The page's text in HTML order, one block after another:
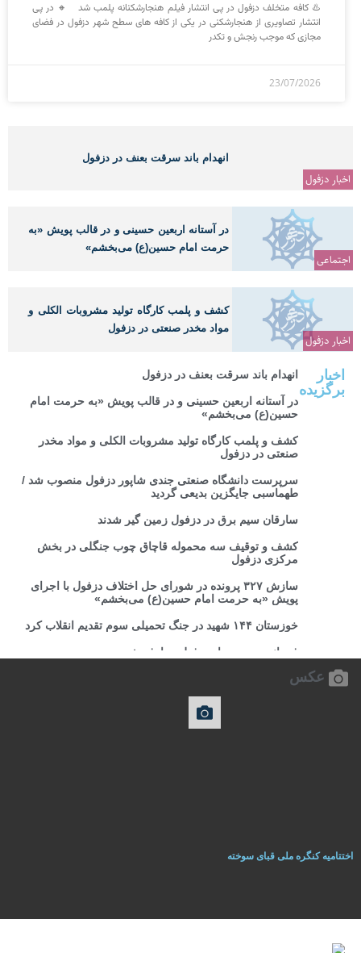
♨️ کافه متخلف دزفول در پی انتشار فیلم هنجارشکنانه پلمب شد 🔸 در پی
انتشار تصاویری از هنجارشکنی در یکی از کافه های سطح شهر دزفول در فضای
مجازی که موجب رنجش و تکدر
23/07/2026
انهدام باند سرقت بعنف در دزفول
اخبار دزفول
در آستانه اربعین حسینی و در قالب پویش «به
حرمت امام حسین(ع) می‌بخشم»
اجتماعی
کشف و پلمب کارگاه تولید مشروبات الکلی و
مواد مخدر صنعتی در دزفول
اخبار دزفول
اخبار
برگزیده
انهدام باند سرقت بعنف در دزفول
در آستانه اربعین حسینی و در قالب پویش «به حرمت امام
حسین(ع) می‌بخشم»
کشف و پلمب کارگاه تولید مشروبات الکلی و مواد مخدر
صنعتی در دزفول
سرپرست دانشگاه صنعتی جندی شاپور دزفول منصوب شد /
طهماسبی جایگزین بدیعی گردید
سارقان سیم برق در دزفول زمین گیر شدند
کشف و توقیف سه محموله قاچاق چوب جنگلی در بخش
مرکزی دزفول
سازش ۳۲۷ پرونده در شورای حل اختلاف دزفول با اجرای
پویش «به حرمت امام حسین(ع) می‌بخشم»
خوزستان ۱۴۴ شهید در جنگ تحمیلی سوم تقدیم انقلاب کرد
فرمانده جدید سپاه دزفول معارفه شد
عکس
اختتاميه کنگره ملی قبای سوخته